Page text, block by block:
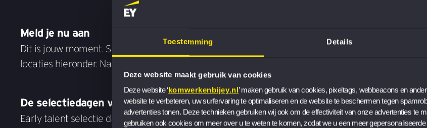
Toestemming Details
Deze website maakt gebruik van cookies
Deze website ‘komwerkenbijey.nl’ maken gebruik van cookies, pixeltags, webbeacons en
website te verbeteren, uw surfervaring te optimaliseren en de website te beschermen tegen
advertenties tonen. Deze technieken gebruiken wij ook om de effectiviteit van onze advertenties te
gebruiken ook cookies om meer over u te weten te komen, zodat we u een meer
Meld je nu aan
Dit is jouw moment. Start met een online assessment en beleef daarna de selectiedag op een
locaties hieronder. Na de laatste selectiedag hoor je of je deel mag nemen aan de Business
De selectiedagen vinden plaats op:
Early talent selectie dag - Kantoor Amsterdam - Dinsdag 8 september